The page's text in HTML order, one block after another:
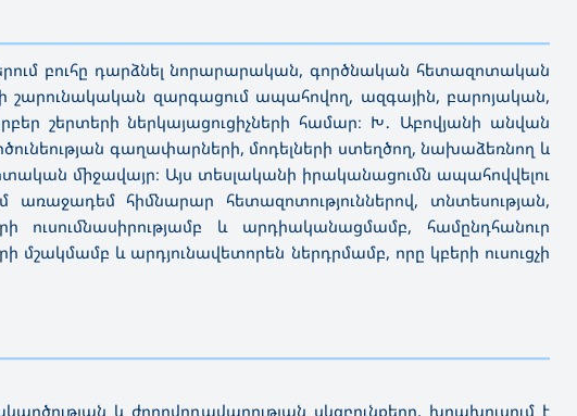
բուհը դարձնել նորարարական, գործնական հետազոտական
շարունակական զարգացում ապահովող, ազգային, բարոյական,
շերտերի ներկայացուցիչների համար։ Խ․ Աբովյանի անվան
գաղափարների, մոդելների ստեղծող, նախաձեռնող և
միջավայր։ Այս տեսլականի իրականացումն ապահովվելու
հիմնարար հետազոտություններով, տնտեսության,
ուսումնասիրությամբ և արդիականացմամբ, համընդհանուր
և արդյունավետորեն ներդրմամբ, որը կբերի ուսուցչի
և ժողովրդավարության սկզբունքերը, խրախուսում է